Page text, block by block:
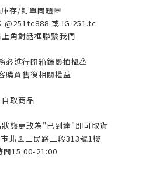
存/訂單問題💬
@251tc888 或 IG:251.tc
角對話框聯繫我們
必進行開箱錄影拍攝⚠️
購買售後相關權益
取商品-
態更改為"已到達"即可取貨
北區三民路三段313號1樓
間15:00-21:00